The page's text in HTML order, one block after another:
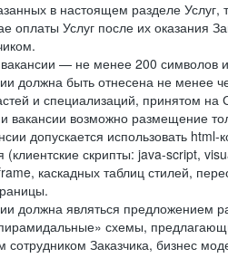
в настоящем разделе Услуг,
оплаты Услуг после их оказания
— не менее 200 символов
должна быть отнесена не менее
и специализаций, принятом на
вакансии возможно размещение
допускается использовать
(клиентские скрипты: java-script,
каскадных таблиц стилей,
должна являться
схемы,
Заказчика, бизнес